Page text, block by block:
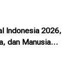
Indonesia 2026,
dan Manusia